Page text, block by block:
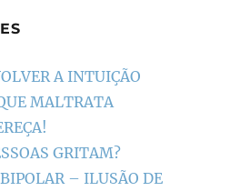
A INTUIÇÃO
MALTRATA
GRITAM?
– ILUSÃO DE